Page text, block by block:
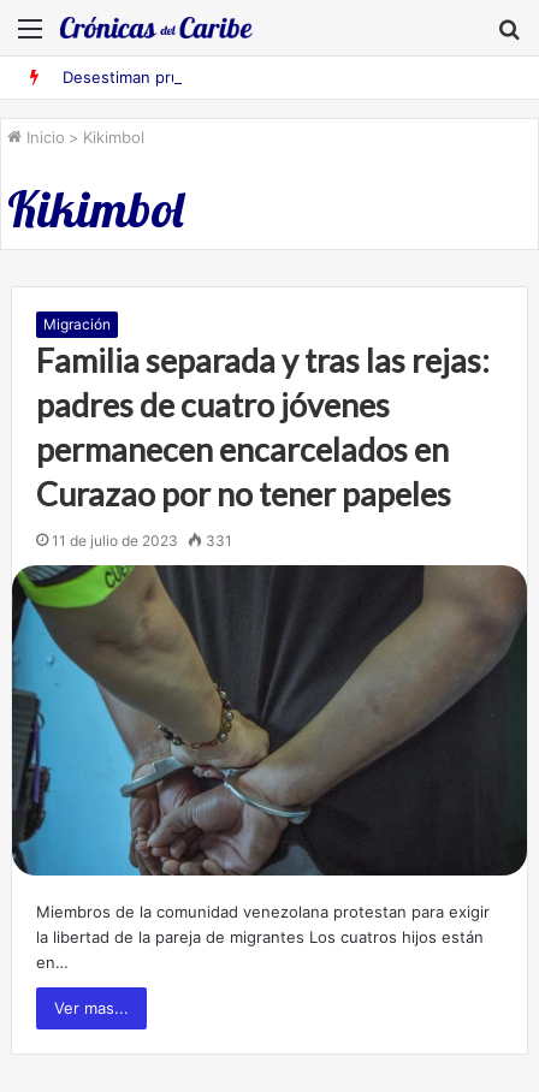
Menú
Inicio > Kikimbol
Kikimbol
Migración
Familia separada y tras las rejas:
padres de cuatro jóvenes
permanecen encarcelados en
Curazao por no tener papeles
11 de julio de 2023 331
Miembros de la comunidad venezolana protestan para exigir
la libertad de la pareja de migrantes Los cuatros hijos están
en…
Ver mas...